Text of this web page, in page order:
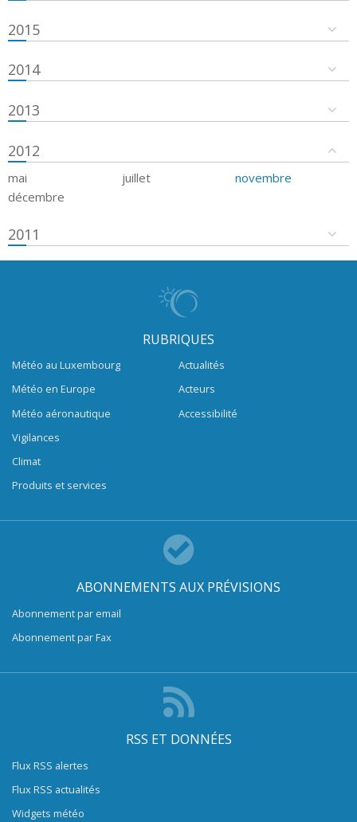
2015
2014
2013
2012
mai juillet
novembre
décembre
2011
RUBRIQUES
Météo au Luxembourg
Météo en Europe
Météo aéronautique
Vigilances
Climat
Produits et services
Actualités
Acteurs
Accessibilité
ABONNEMENTS AUX PRÉVISIONS
Abonnement par email
Abonnement par Fax
RSS ET DONNÉES
Flux RSS alertes
Flux RSS actualités
Widgets météo